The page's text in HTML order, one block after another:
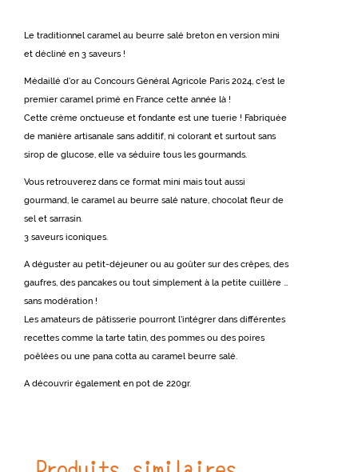
Le traditionnel caramel au beurre salé breton en version mini
et décliné en 3 saveurs !
Médaillé d'or au Concours Général Agricole Paris 2024, c'est le
premier caramel primé en France cette année là !
Cette crème onctueuse et fondante est une tuerie ! Fabriquée
de manière artisanale sans additif, ni colorant et surtout sans
sirop de glucose, elle va séduire tous les gourmands.
Vous retrouverez dans ce format mini mais tout aussi
gourmand, le caramel au beurre salé nature, chocolat fleur de
sel et sarrasin.
3 saveurs iconiques.
A déguster au petit-déjeuner ou au goûter sur des crêpes, des
gaufres, des pancakes ou tout simplement à la petite cuillère …
sans modération !
Les amateurs de pâtisserie pourront l'intégrer dans différentes
recettes comme la tarte tatin, des pommes ou des poires
poêlées ou une pana cotta au caramel beurre salé.
A découvrir également en pot de 220gr.